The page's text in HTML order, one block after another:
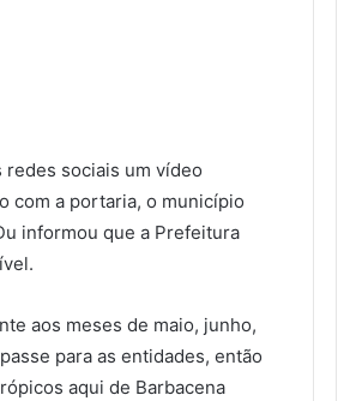
sociais um vídeo
com a portaria, o município
informou que a Prefeitura
aos meses de maio, junho,
para as entidades, então
aqui de Barbacena